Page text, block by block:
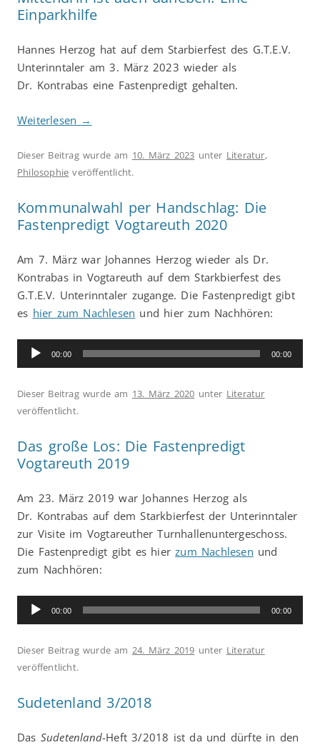
Einparkhilfe
Hannes Herzog hat auf dem Starbierfest des G.T.E.V.
Unterinntaler am 3. März 2023 wieder als
Dr. Kontrabas eine Fastenpredigt gehalten.
Weiterlesen →
Dieser Beitrag wurde am 10. März 2023 unter Literatur,
Philosophie veröffentlicht.
Kommunalwahl per Handschlag: Die
Fastenpredigt Vogtareuth 2020
Am 7. März war Johannes Herzog wieder als Dr.
Kontrabas in Vogtareuth auf dem Starkbierfest des
G.T.E.V. Unterinntaler zugange. Die Fastenpredigt gibt
es hier zum Nachlesen und hier zum Nachhören:
Audio-
Player
00:00 00:00
Dieser Beitrag wurde am 13. März 2020 unter Literatur
veröffentlicht.
Das große Los: Die Fastenpredigt
Vogtareuth 2019
Am 23. März 2019 war Johannes Herzog als
Dr. Kontrabas auf dem Starkbierfest der Unterinntaler
zur Visite im Vogtareuther Turnhallenuntergeschoss.
Die Fastenpredigt gibt es hierzum Nachlesen und
zum Nachhören:
Audio-
Player
00:00 00:00
Dieser Beitrag wurde am 24. März 2019 unter Literatur
veröffentlicht.
Sudetenland 3/2018
Das Sudetenland-Heft 3/2018 ist da und dürfte in den